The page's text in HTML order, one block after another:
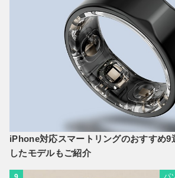
iPhone対応スマートリングのおすすめ9
したモデルもご紹介
パ